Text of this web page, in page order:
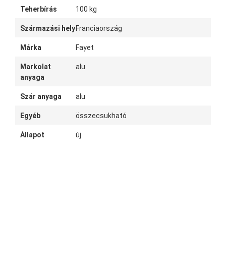
Teherbírás 100 kg
Származási helyFranciaország
Márka Fayet
Markolat
anyaga
alu
Szár anyaga alu
Egyéb összecsukható
Állapot új